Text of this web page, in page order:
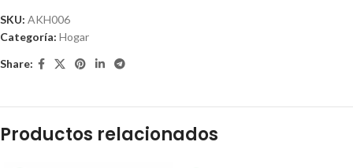
SKU: AKH006
Categoría: Hogar
Share:
Productos relacionados